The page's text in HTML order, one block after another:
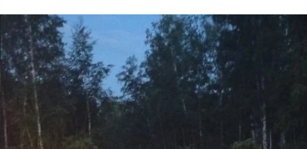
В Новосибирской
области в ДТП с
участием трёх
автомобилей 1 человек
погиб, 3 травмированы